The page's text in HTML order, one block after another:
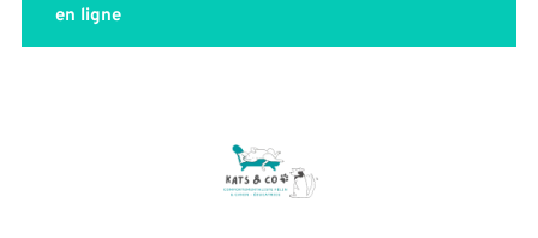
en ligne